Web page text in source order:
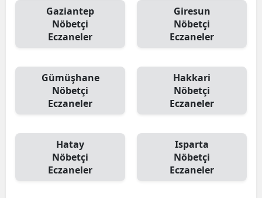
Gaziantep
Nöbetçi
Eczaneler
Giresun
Nöbetçi
Eczaneler
Gümüşhane
Nöbetçi
Eczaneler
Hakkari
Nöbetçi
Eczaneler
Hatay
Nöbetçi
Eczaneler
Isparta
Nöbetçi
Eczaneler